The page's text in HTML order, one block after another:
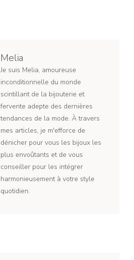
Melia
Je suis Melia, amoureuse
inconditionnelle du monde
scintillant de la bijouterie et
fervente adepte des dernières
tendances de la mode. À travers
mes articles, je m'efforce de
dénicher pour vous les bijoux les
plus envoûtants et de vous
conseiller pour les intégrer
harmonieusement à votre style
quotidien.